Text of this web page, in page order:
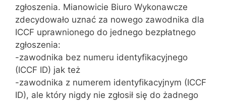
zgłoszenia. Mianowicie Biuro Wykonawcze
zdecydowało uznać za nowego zawodnika dla
ICCF uprawnionego do jednego bezpłatnego
zgłoszenia:
-zawodnika bez numeru identyfikacyjnego
(ICCF ID) jak też
-zawodnika z numerem identyfikacyjnym (ICCF
ID), ale który nigdy nie zgłosił się do żadnego